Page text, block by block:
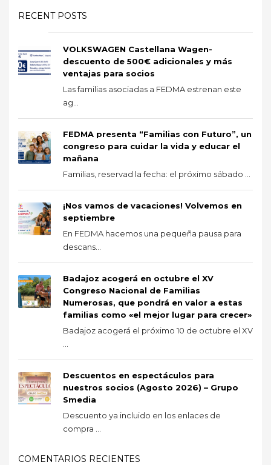
RECENT POSTS
VOLKSWAGEN Castellana Wagen-
descuento de 500€ adicionales y más
ventajas para socios
Las familias asociadas a FEDMA estrenan este
ag...
FEDMA presenta “Familias con Futuro”, un
congreso para cuidar la vida y educar el
mañana
Familias, reservad la fecha: el próximo sábado ...
¡Nos vamos de vacaciones! Volvemos en
septiembre
En FEDMA hacemos una pequeña pausa para
descans...
Badajoz acogerá en octubre el XV
Congreso Nacional de Familias
Numerosas, que pondrá en valor a estas
familias como «el mejor lugar para crecer»
Badajoz acogerá el próximo 10 de octubre el XV
Descuentos en espectáculos para
nuestros socios (Agosto 2026) – Grupo
Smedia
Descuento ya incluido en los enlaces de
compra ...
COMENTARIOS RECIENTES